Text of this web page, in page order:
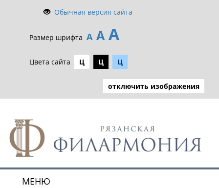
Обычная версия сайта
Размер шрифта А А А
Цвета сайта Ц Ц Ц
отключить изображения
МЕНЮ